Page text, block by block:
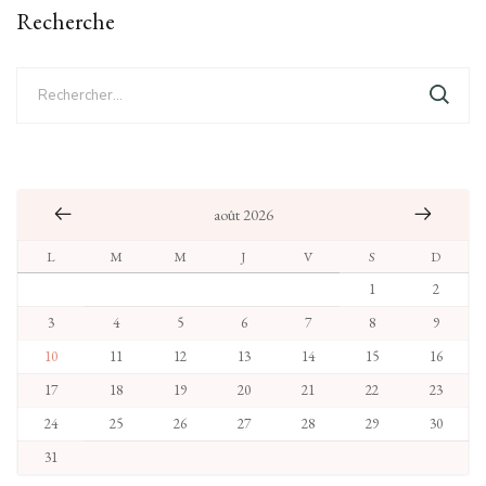
Recherche
août 2026
L M M J V S
D
1
2
3
4 5 6 7 8
9
10
11 12 13 14 15
16
17
18 19 20 21 22
23
24
25 26 27 28 29
30
31